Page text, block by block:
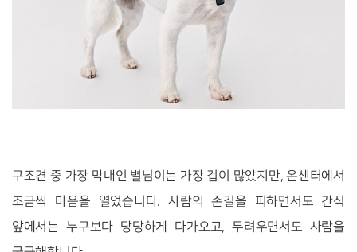
구조견 중 가장 막내인 별님이는 가장 겁이 많았지만, 온센터에서
조금씩 마음을 열었습니다. 사람의 손길을 피하면서도 간식
앞에서는 누구보다 당당하게 다가오고, 두려우면서도 사람을